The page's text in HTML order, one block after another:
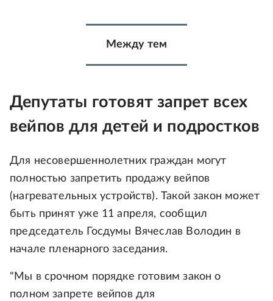
Между тем
Депутаты готовят запрет всех
вейпов для детей и подростков
Для несовершеннолетних граждан могут
полностью запретить продажу вейпов
(нагревательных устройств). Такой закон может
быть принят уже 11 апреля, сообщил
председатель Госдумы Вячеслав Володин в
начале пленарного заседания.
"Мы в срочном порядке готовим закон о
полном запрете вейпов для